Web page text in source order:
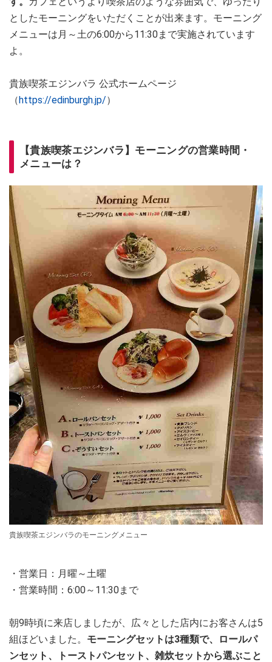
としたモーニングをいただくことが出来ます。モーニング
メニューは月～土の6:00から11:30まで実施されています
よ。
貴族喫茶エジンバラ 公式ホームページ
（ https://edinburgh.jp/）
【貴族喫茶エジンバラ】モーニングの営業時間・
メニューは？
貴族喫茶エジンバラのモーニングメニュー
・営業日：月曜～土曜
・営業時間：6:00～11:30まで
朝9時頃に来店しましたが、広々とした店内にお客さんは5
組ほどいました。 モーニングセットは3種類で、ロールパ
ンセット、トーストパンセット、雑炊セットから選ぶこと